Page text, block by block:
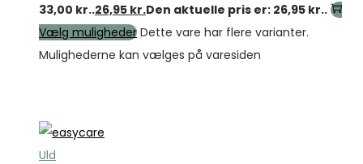
33,00 kr..26,95 kr.Den aktuelle pris er: 26,95 kr..
Vælg muligheder Dette vare har flere varianter.
Mulighederne kan vælges på varesiden
Uld